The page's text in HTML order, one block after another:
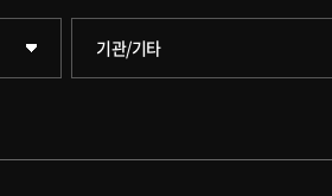
기관/기타
학술정보원(도서관)
호연학사